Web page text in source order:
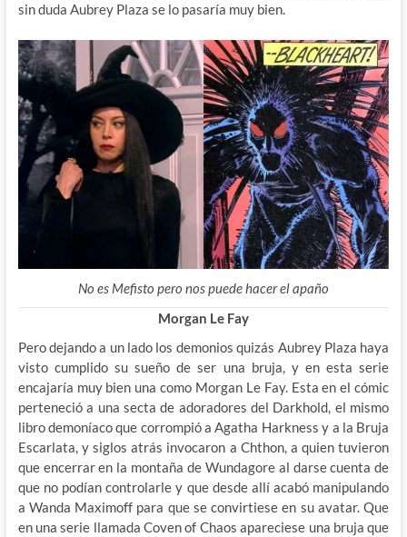
sin duda Aubrey Plaza se lo pasaría muy bien.
No es Mefisto pero nos puede hacer el apaño
Morgan Le Fay
Pero dejando a un lado los demonios quizás Aubrey Plaza haya
visto cumplido su sueño de ser una bruja, y en esta serie
encajaría muy bien una como Morgan Le Fay. Esta en el cómic
perteneció a una secta de adoradores del Darkhold, el mismo
libro demoníaco que corrompió a Agatha Harkness y a la Bruja
Escarlata, y siglos atrás invocaron a Chthon, a quien tuvieron
que encerrar en la montaña de Wundagore al darse cuenta de
que no podían controlarle y que desde allí acabó manipulando
a Wanda Maximoff para que se convirtiese en su avatar. Que
en una serie llamada Coven of Chaos apareciese una bruja que